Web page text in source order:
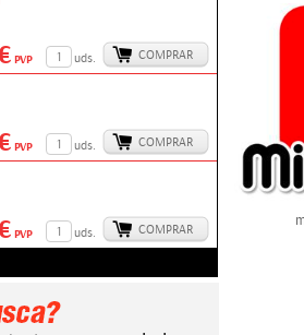
uds. COMPRAR
PVP
uds. COMPRAR
PVP
uds. COMPRAR
PVP